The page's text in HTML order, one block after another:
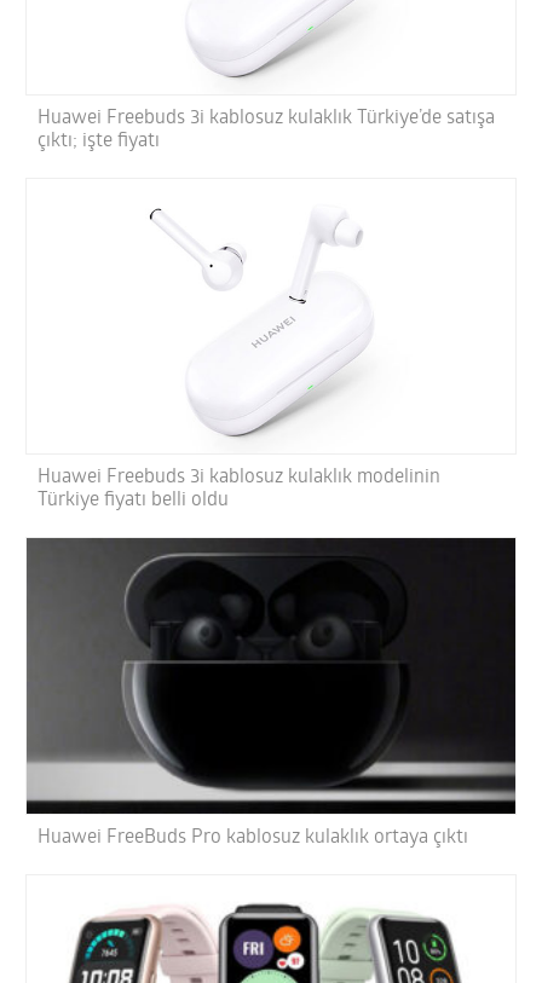
Huawei Freebuds 3i kablosuz kulaklık Türkiye’de satışa
çıktı; işte fiyatı
Huawei Freebuds 3i kablosuz kulaklık modelinin
Türkiye fiyatı belli oldu
Huawei FreeBuds Pro kablosuz kulaklık ortaya çıktı